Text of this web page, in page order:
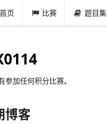
首页 比赛 题目集
参加任何积分比赛。
博客